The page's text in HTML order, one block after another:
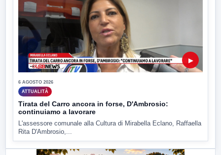
▶
6 AGOSTO 2026
ATTUALITÀ
Tirata del Carro ancora in forse, D'Ambrosio:
continuiamo a lavorare
L'assessore comunale alla Cultura di Mirabella Eclano, Raffaella
Rita D'Ambrosio,...